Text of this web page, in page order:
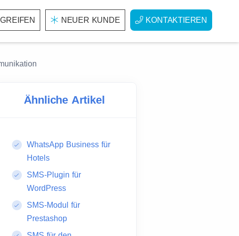
NEUER KUNDE KONTAKTIEREN
Ähnliche Artikel
WhatsApp Business für
Hotels
SMS-Plugin für
WordPress
SMS-Modul für
Prestashop